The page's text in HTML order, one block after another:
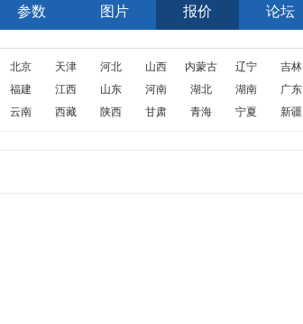
参数 图片 报价 论坛
北京 天津 河北 山西 内蒙古 辽宁 吉林
福建
江西 山东 河南 湖北 湖南 广东
云南
西藏 陕西 甘肃 青海 宁夏 新疆